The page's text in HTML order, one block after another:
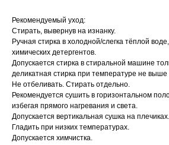
Рекомендуемый уход:
Стирать, вывернув на изнанку.
Ручная стирка в холодной/слегка тёплой
химических детергентов.
Допускается стирка в стиральной машине
деликатная стирка при температуре не выше
Не отбеливать. Стирать отдельно.
Рекомендуется сушить в горизонтальном
избегая прямого нагревания и света.
Допускается вертикальная сушка на плечиках.
Гладить при низких температурах.
Допускается химчистка.